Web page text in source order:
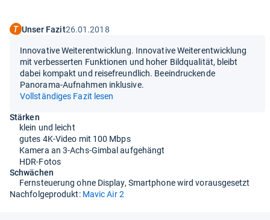
Unser Fazit26.01.2018
Innovative Weiterentwicklung. Innovative Weiterentwicklung
mit verbesserten Funktionen und hoher Bildqualität, bleibt
dabei kompakt und reisefreundlich. Beeindruckende
Panorama-Aufnahmen inklusive.
Vollständiges Fazit lesen
Stärken
klein und leicht
gutes 4K-Video mit 100 Mbps
Kamera an 3-Achs-Gimbal aufgehängt
HDR-Fotos
Schwächen
Fernsteuerung ohne Display, Smartphone wird vorausgesetzt
Nachfolgeprodukt: Mavic Air 2